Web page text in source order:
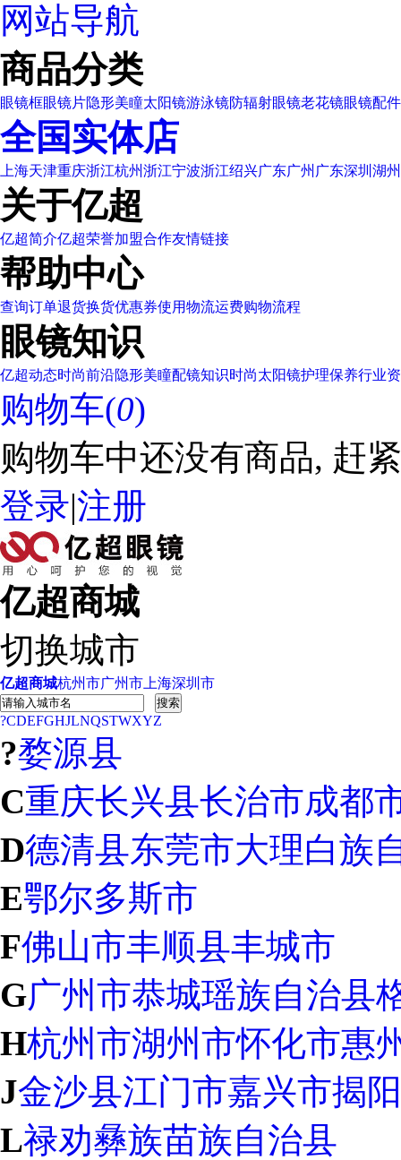
网站导航
商品分类
眼镜框眼镜片隐形美瞳太阳镜游泳镜防辐射眼镜老花镜眼镜配件
全国实体店
上海天津重庆浙江杭州浙江宁波浙江绍兴广东广州 广东深圳 湖
关于亿超
亿超简介亿超荣誉加盟合作友情链接
帮助中心
查询订单退货换货优惠券使用物流运费购物流程
眼镜知识
亿超动态时尚前沿隐形美瞳配镜知识时尚太阳镜护理保养行业
购物车(0)
购物车中还没有商品, 赶
登录|注册
亿超商城
切换城市
亿超商城杭州市广州市 上海深圳市
搜索
?CDEFGHJLNQSTWXYZ
?婺源县
C重庆长兴县长治市成都
D德清县东莞市大理白族
E鄂尔多斯市
F佛山市丰顺县丰城市
G广州市恭城瑶族自治县
H杭州市湖州市怀化市惠
J金沙县江门市嘉兴市揭
L禄劝彝族苗族自治县